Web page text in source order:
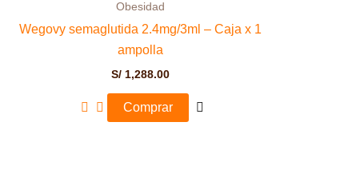
Obesidad
Wegovy semaglutida 2.4mg/3ml – Caja x 1
ampolla
S/ 1,288.00
Comprar